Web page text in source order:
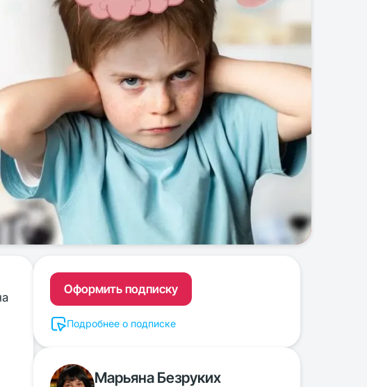
Оформить подписку
Подробнее о подписке
Марьяна Безруких